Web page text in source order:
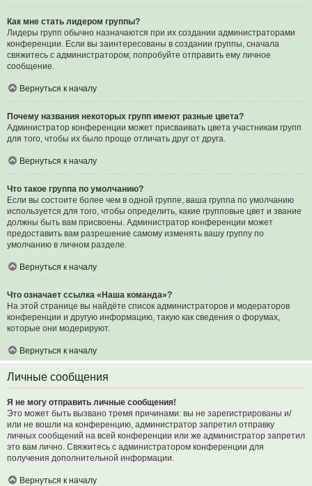
Как мне стать лидером группы?
Лидеры групп обычно назначаются при их создании администраторами
конференции. Если вы заинтересованы в создании группы, сначала
свяжитесь с администратором; попробуйте отправить ему личное
сообщение.
Вернуться к началу
Почему названия некоторых групп имеют разные цвета?
Администратор конференции может присваивать цвета участникам групп
для того, чтобы их было проще отличать друг от друга.
Вернуться к началу
Что такое группа по умолчанию?
Если вы состоите более чем в одной группе, ваша группа по умолчанию
используется для того, чтобы определить, какие групповые цвет и звание
должны быть вам присвоены. Администратор конференции может
предоставить вам разрешение самому изменять вашу группу по
умолчанию в личном разделе.
Вернуться к началу
Что означает ссылка «Наша команда»?
На этой странице вы найдёте список администраторов и модераторов
конференции и другую информацию, такую как сведения о форумах,
которые они модерируют.
Вернуться к началу
Личные сообщения
Я не могу отправить личные сообщения!
Это может быть вызвано тремя причинами: вы не зарегистрированы и/
или не вошли на конференцию, администратор запретил отправку
личных сообщений на всей конференции или же администратор запретил
это вам лично. Свяжитесь с администратором конференции для
получения дополнительной информации.
Вернуться к началу